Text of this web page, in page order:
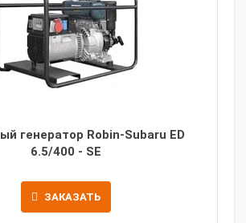
генератор Robin-Subaru ED
6.5/400 - SE
ЗАКАЗАТЬ